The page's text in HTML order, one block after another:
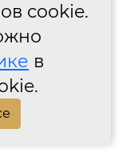
cookie.
в